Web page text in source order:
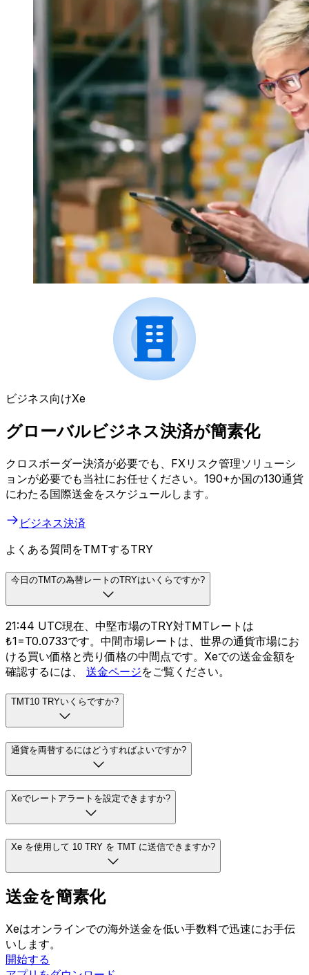
ビジネス向けXe
グローバルビジネス決済が簡素化
クロスボーダー決済が必要でも、FXリスク管理ソリューシ
ョンが必要でも当社にお任せください。190+か国の130通貨
にわたる国際送金をスケジュールします。
ビジネス決済
よくある質問をTMTするTRY
今日のTMTの為替レートのTRYはいくらですか?
21:44 UTC現在、中堅市場のTRY対TMTレートは
₺1=T0.0733です。中間市場レートは、世界の通貨市場にお
ける買い価格と売り価格の中間点です。Xeでの送金金額を
確認するには、 送金ページをご覧ください。
TMT10 TRYいくらですか?
通貨を両替するにはどうすればよいですか?
Xeでレートアラートを設定できますか?
Xe を使用して 10 TRY を TMT に送信できますか?
送金を簡素化
Xeはオンラインでの海外送金を低い手数料で迅速にお手伝
いします。
開始する